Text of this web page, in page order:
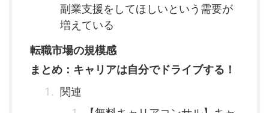
副業支援をしてほしいという需要が
増えている
転職市場の規模感
まとめ：キャリアは自分でドライブする！
関連